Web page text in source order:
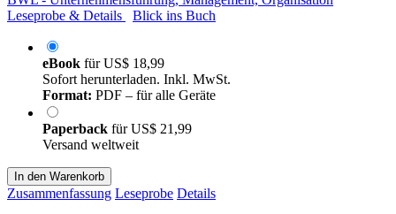
Leseprobe & Details
Blick ins Buch
eBook fürUS$ 18,99
Sofort herunterladen. Inkl. MwSt.
Format: PDF – für alle Geräte
Paperback fürUS$ 21,99
Versand weltweit
In den Warenkorb
Zusammenfassung Leseprobe Details